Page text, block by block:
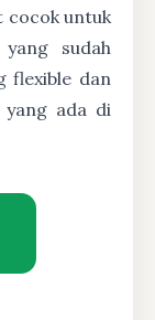
cocok untuk
sudah
flexible dan
ada di